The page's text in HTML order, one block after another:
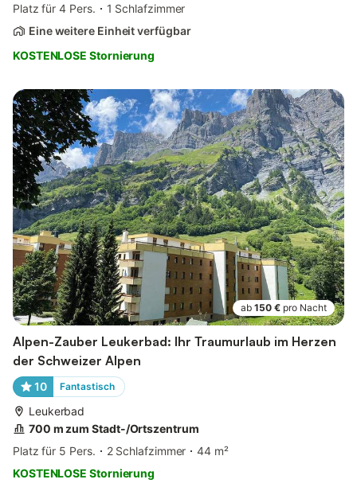
Platz für 4 Pers.
1 Schlafzimmer
Eine weitere Einheit verfügbar
KOSTENLOSE Stornierung
ab 150 € pro Nacht
Alpen-Zauber Leukerbad: Ihr Traumurlaub im Herzen
der Schweizer Alpen
10 Fantastisch
Leukerbad
700 m zum Stadt-/Ortszentrum
Platz für 5 Pers.
2 Schlafzimmer
44 m²
KOSTENLOSE Stornierung